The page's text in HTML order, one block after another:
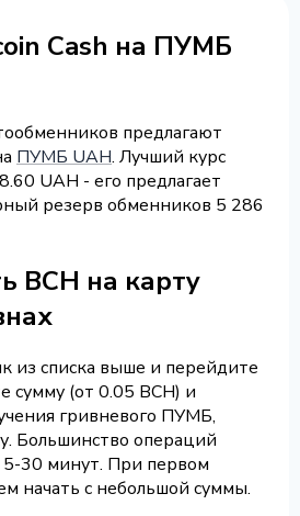
Cash на ПУМБ
предлагают
ПУМБ UAH. Лучший курс
UAH - его предлагает
резерв обменников 5 286
BCH на карту
из списка выше и перейдите
сумму (от 0.05 BCH) и
гривневого ПУМБ,
Большинство операций
5-30 минут. При первом
начать с небольшой суммы.